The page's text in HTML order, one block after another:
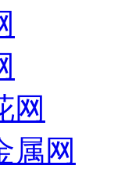
网
属网